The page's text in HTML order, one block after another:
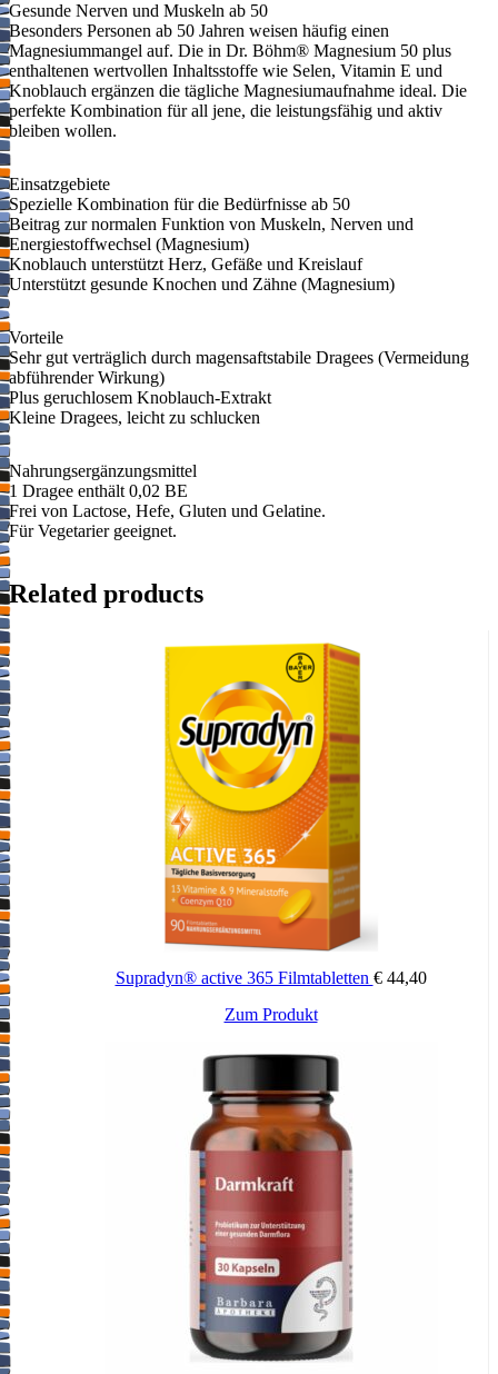
Gesunde Nerven und Muskeln ab 50
Besonders Personen ab 50 Jahren weisen häufig einen
Magnesiummangel auf. Die in Dr. Böhm® Magnesium 50 plus
enthaltenen wertvollen Inhaltsstoffe wie Selen, Vitamin E und
Knoblauch ergänzen die tägliche Magnesiumaufnahme ideal. Die
perfekte Kombination für all jene, die leistungsfähig und aktiv
bleiben wollen.
Einsatzgebiete
Spezielle Kombination für die Bedürfnisse ab 50
Beitrag zur normalen Funktion von Muskeln, Nerven und
Energiestoffwechsel (Magnesium)
Knoblauch unterstützt Herz, Gefäße und Kreislauf
Unterstützt gesunde Knochen und Zähne (Magnesium)
Vorteile
Sehr gut verträglich durch magensaftstabile Dragees (Vermeidung
abführender Wirkung)
Plus geruchlosem Knoblauch-Extrakt
Kleine Dragees, leicht zu schlucken
Nahrungsergänzungsmittel
1 Dragee enthält 0,02 BE
Frei von Lactose, Hefe, Gluten und Gelatine.
Für Vegetarier geeignet.
Wichtige Hinweise:
Nahrungsergänzungsmittel stellen keinen Ersatz für eine
abwechslungsreiche und ausgewogene Ernährung sowie für eine
gesunde Lebensweise dar. Die angegebene empfohlene Tagesdosis
nicht überschreiten. Für Kinder unerreichbar aufbewahren.
Related products
Supradyn® active 365 Filmtabletten €44,40
Zum Produkt